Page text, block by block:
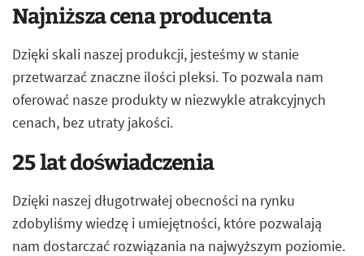
Najniższa cena producenta
Dzięki skali naszej produkcji, jesteśmy w stanie
przetwarzać znaczne ilości pleksi. To pozwala nam
oferować nasze produkty w niezwykle atrakcyjnych
cenach, bez utraty jakości.
25 lat doświadczenia
Dzięki naszej długotrwałej obecności na rynku
zdobyliśmy wiedzę i umiejętności, które pozwalają
nam dostarczać rozwiązania na najwyższym poziomie.